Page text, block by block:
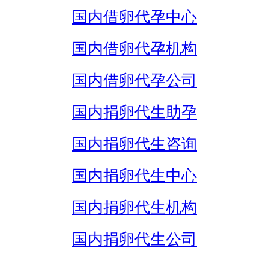
国内借卵代孕中心
国内借卵代孕机构
国内借卵代孕公司
国内捐卵代生助孕
国内捐卵代生咨询
国内捐卵代生中心
国内捐卵代生机构
国内捐卵代生公司